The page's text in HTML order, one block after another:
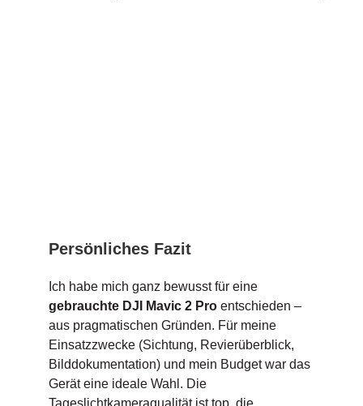
Persönliches Fazit
Ich habe mich ganz bewusst für eine
gebrauchte DJI Mavic 2 Proentschieden –
aus pragmatischen Gründen. Für meine
Einsatzzwecke (Sichtung, Revierüberblick,
Bilddokumentation) und mein Budget war das
Gerät eine ideale Wahl. Die
Tageslichtkameraqualität ist top, die